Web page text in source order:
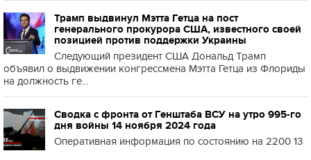
Трамп выдвинул Мэтта Гетца на пост
генерального прокурора США, известного своей
позицией против поддержки Украины
Следующий президент США Дональд Трамп
объявил о выдвижении конгрессмена Мэтта Гетца из Флориды
на должность ге...
Сводка с фронта от Генштаба ВСУ на утро 995-го
дня войны 14 ноября 2024 года
Оперативная информация по состоянию на 2200 13